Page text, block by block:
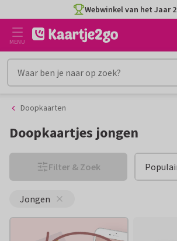
naar
inhoud
naar
het
filter
CO2-neutraal gedrukt
MENU
Doopkaarten
Doopkaartjes jongen
Filter & Zoek
Jongen